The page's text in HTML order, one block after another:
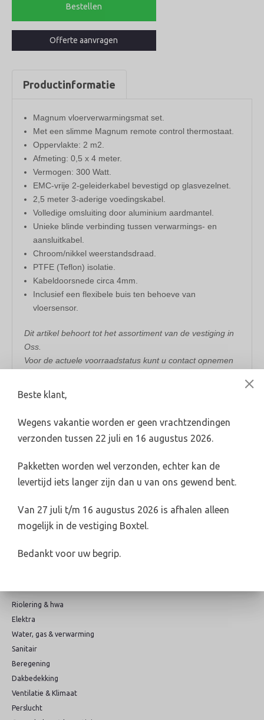
2
aantal
Bestellen
Offerte aanvragen
Productinformatie
Magnum vloerverwarmingsmat set.
Met een slimme Magnum remote control thermostaat.
Oppervlakte: 2 m2.
Afmeting: 0,5 x 4 meter.
Vermogen: 300 Watt.
EMC-vrije 2-geleiderkabel bevestigd op glasvezelnet.
2,5 meter 3-aderige voedingskabel.
Volledige omsluiting door aluminium aardmantel.
Unieke blinde verbinding tussen verwarmings- en
aansluitkabel.
Chroom/nikkel weerstandsdraad.
PTFE (Teflon) isolatie.
Kabeldoorsnede circa 4mm.
Inclusief een flexibele buis ten behoeve van
vloersensor.
Dit artikel behoort tot het assortiment van de vestiging in
Oss.
Voor de actuele voorraadstatus kunt u contact opnemen
Broeders Oss:
info@broederswebshop.nl
Online veilig & snel betalen
Riolering & hwa
Elektra
Water, gas & verwarming
Sanitair
Beregening
Dakbedekking
Ventilatie & Klimaat
Perslucht
Beste klant,
Wegens vakantie worden er geen vrachtzendingen
verzonden tussen 22 juli en 16 augustus 2026.
Pakketten worden wel verzonden, echter kan de
levertijd iets langer zijn dan u van ons gewend bent.
Van 27 juli t/m 16 augustus 2026 is afhalen alleen
mogelijk in de vestiging Boxtel.
Bedankt voor uw begrip.